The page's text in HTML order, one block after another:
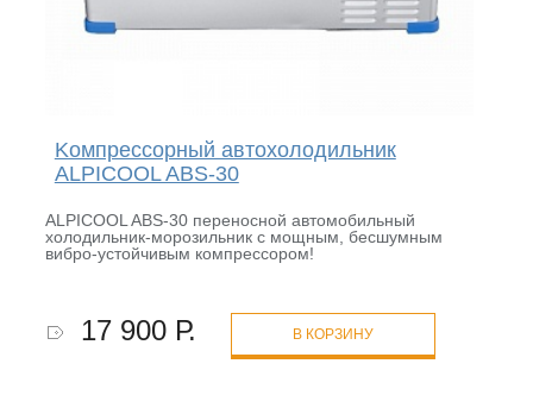
Kомпрессорный автохолодильник
ALPICOOL ABS-30
ALPICOOL ABS-30 переносной автомобильный
холодильник-морозильник с мощным, бесшумным
вибро-устойчивым компрессором!
17 900 Р. В КОРЗИНУ